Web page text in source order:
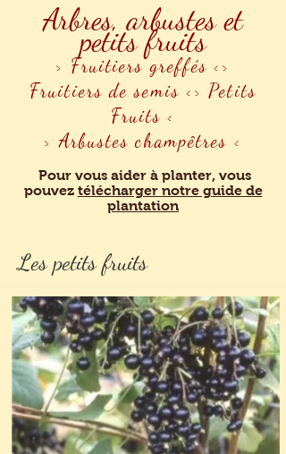
Arbres, arbustes et
petits fruits
> Fruitiers greffés <>
Fruitiers de semis <>Petits
Fruits <
>Arbustes champêtres <
Pour vous aider à planter, vous
pouvez télécharger notre guide de
plantation
Les petits fruits